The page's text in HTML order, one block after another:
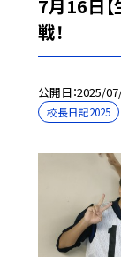
7月16日
戦！
公開日 2025/
校長日記2025